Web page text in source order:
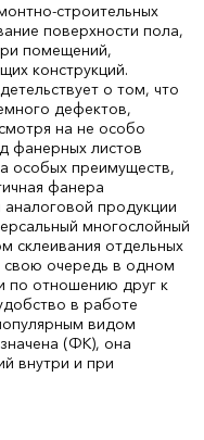
строительных
поверхности пола,
помещений,
конструкций.
о том, что
дефектов,
на не особо
фанерных листов
особых преимуществ,
фанера
продукции
многослойный
склеивания отдельных
свою очередь в одном
по отношению друг к
в работе
видом
(ФК), она
внутри и при